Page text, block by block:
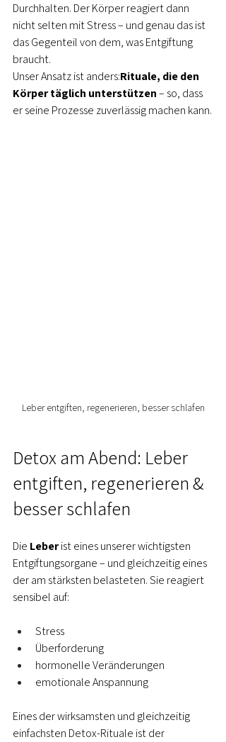
Durchhalten. Der Körper reagiert dann
nicht selten mit Stress – und genau das ist
das Gegenteil von dem, was Entgiftung
braucht.
Unser Ansatz ist anders:Rituale, die den
Körper täglich unterstützen – so, dass
er seine Prozesse zuverlässig machen kann.
Leber entgiften, regenerieren, besser schlafen
Detox am Abend: Leber
entgiften, regenerieren &
besser schlafen
Die Leber ist eines unserer wichtigsten
Entgiftungsorgane – und gleichzeitig eines
der am stärksten belasteten. Sie reagiert
sensibel auf:
Stress
Überforderung
hormonelle Veränderungen
emotionale Anspannung
Eines der wirksamsten und gleichzeitig
einfachsten Detox-Rituale ist der